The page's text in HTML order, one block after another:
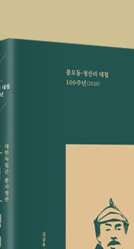
변, 독립군 기반 상실
전략’│매장한 시신까지
인을 학살하다│러시아 이
민족정신 선양
관계│단군 관련 각종 사